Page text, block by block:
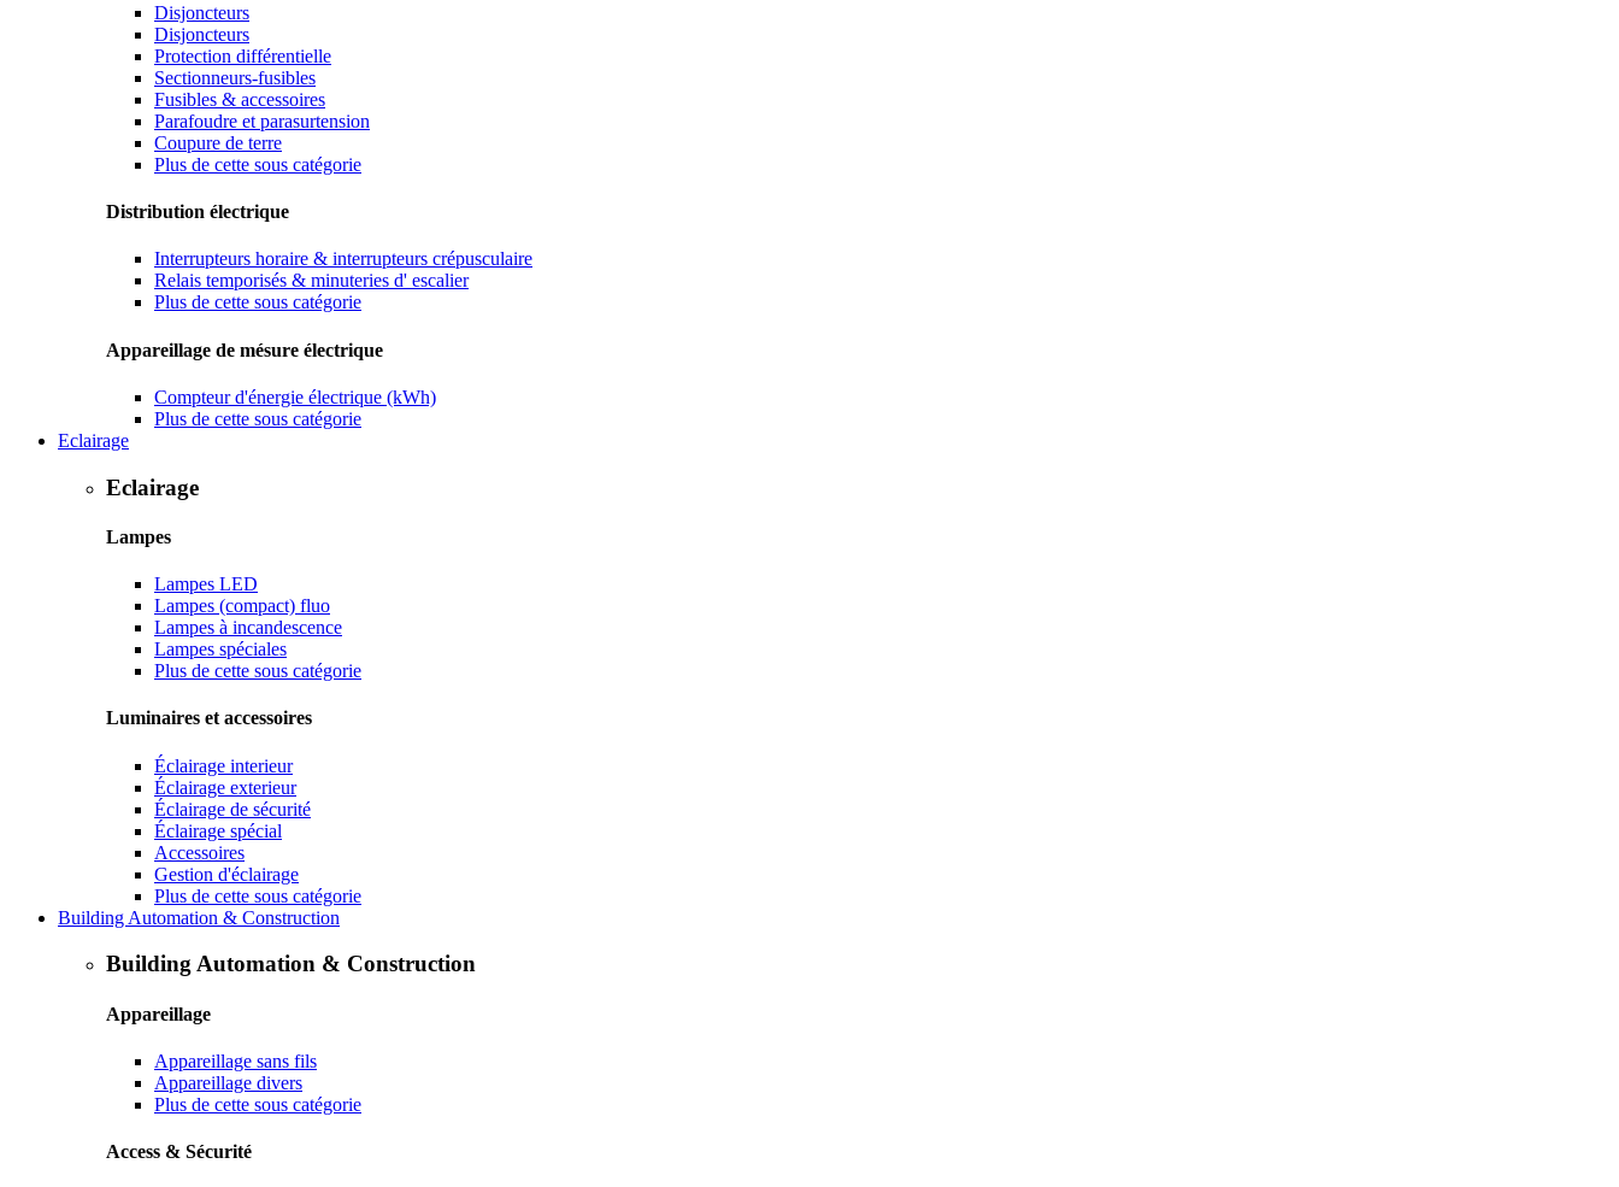
Disjoncteurs
Disjoncteurs
Protection différentielle
Sectionneurs-fusibles
Fusibles & accessoires
Parafoudre et parasurtension
Coupure de terre
Plus de cette sous catégorie
Distribution électrique
Interrupteurs horaire & interrupteurs crépusculaire
Relais temporisés & minuteries d' escalier
Plus de cette sous catégorie
Appareillage de mésure électrique
Compteur d'énergie électrique (kWh)
Plus de cette sous catégorie
Eclairage
Eclairage
Lampes
Lampes LED
Lampes (compact) fluo
Lampes à incandescence
Lampes spéciales
Plus de cette sous catégorie
Luminaires et accessoires
Éclairage interieur
Éclairage exterieur
Éclairage de sécurité
Éclairage spécial
Accessoires
Gestion d'éclairage
Plus de cette sous catégorie
Building Automation & Construction
Building Automation & Construction
Appareillage
Appareillage sans fils
Appareillage divers
Plus de cette sous catégorie
Access & Sécurité